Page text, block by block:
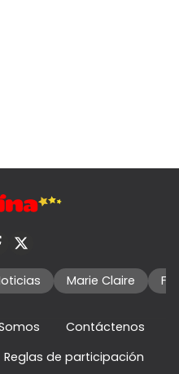
Marie Claire
Contáctenos
Reglas de participación